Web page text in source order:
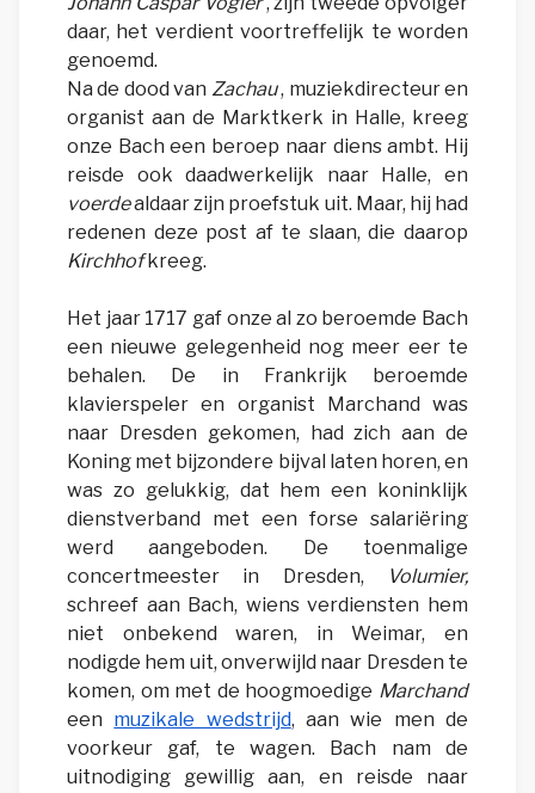
daar, het verdient voortreffelijk te worden
genoemd.
Na de dood van Zachau, muziekdirecteur en
organist aan de Marktkerk in Halle, kreeg
onze Bach een beroep naar diens ambt. Hij
reisde ook daadwerkelijk naar Halle, en
voerdealdaar zijn proefstuk uit. Maar, hij had
redenen deze post af te slaan, die daarop
Kirchhofkreeg.
Het jaar 1717 gaf onze al zo beroemde Bach
een nieuwe gelegenheid nog meer eer te
behalen. De in Frankrijk beroemde
klavierspeler en organist Marchand was
naar Dresden gekomen, had zich aan de
Koning met bijzondere bijval laten horen, en
was zo gelukkig, dat hem een koninklijk
dienstverband met een forse salariëring
werd aangeboden. De toenmalige
concertmeester in Dresden,
Volumier,
schreef aan Bach, wiens verdiensten hem
niet onbekend waren, in Weimar, en
nodigde hem uit, onverwijld naar Dresden te
komen, om met de hoogmoedige Marchand
een muzikale wedstrijd, aan wie men de
voorkeur gaf, te wagen. Bach nam de
uitnodiging gewillig aan, en reisde naar